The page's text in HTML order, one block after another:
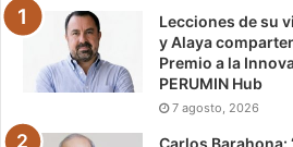
Lecciones de su
y Alaya
Premio a la
PERUMIN Hub
7 agosto, 2026
Carlos Barahona: